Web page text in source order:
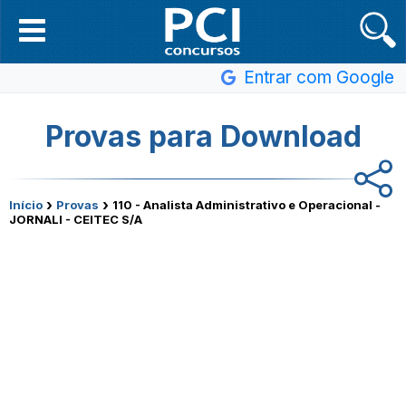
Entrar com Google
Provas para Download
Início › Provas › 110 - Analista Administrativo e Operacional -
JORNALI - CEITEC S/A